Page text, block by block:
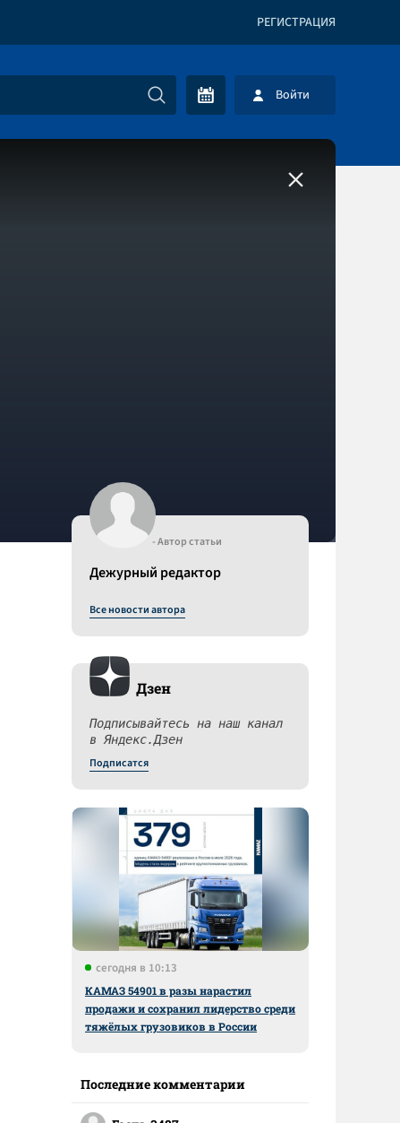
РЕГИСТРАЦИЯ
Войти
- Автор статьи
Дежурный редактор
Все новости автора
Дзен
Подписывайтесь на наш канал
в Яндекс.Дзен
Подписатся
сегодня в 10:13
КАМАЗ 54901 в разы нарастил
продажи и сохранил лидерство среди
тяжёлых грузовиков в России
Последние комментарии